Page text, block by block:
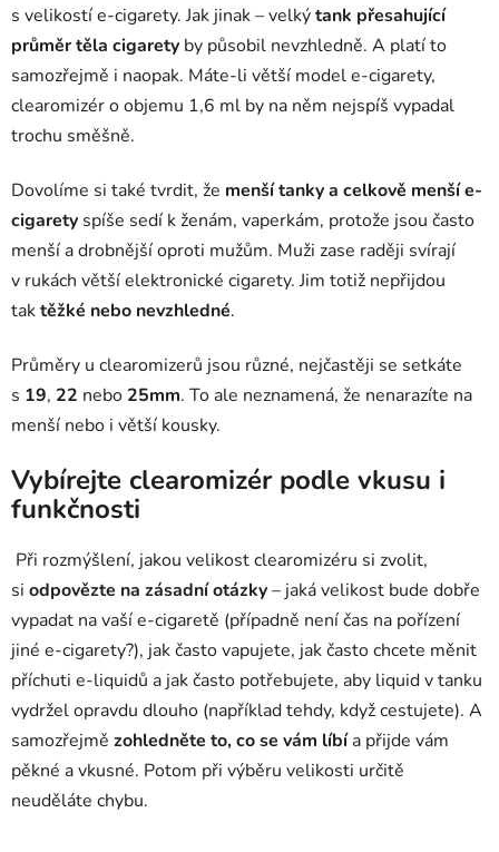
s velikostí e-cigarety. Jak jinak – velkýtank přesahující
průměr těla cigarety by působil nevzhledně. A platí to
samozřejmě i naopak. Máte-li větší model e-cigarety,
clearomizér o objemu 1,6 ml by na něm nejspíš vypadal
trochu směšně.
Dovolíme si také tvrdit, že menší tanky a celkově menší e-
cigarety spíše sedí k ženám, vaperkám, protože jsou často
menší a drobnější oproti mužům. Muži zase raději svírají
v rukách větší elektronické cigarety. Jim totiž nepřijdou
taktěžké nebo nevzhledné.
Průměry u clearomizerů jsou různé, nejčastěji se setkáte
s 19, 22 nebo 25mm. To ale neznamená, že nenarazíte na
menší nebo i větší kousky.
Vybírejte clearomizér podle vkusu i
funkčnosti
Při rozmýšlení, jakou velikost clearomizéru si zvolit,
si odpovězte na zásadní otázky– jaká velikost bude dobře
vypadat na vaší e-cigaretě (případně není čas na pořízení
jiné e-cigarety?), jak často vapujete, jak často chcete měnit
příchuti e-liquidů a jak často potřebujete, aby liquid v tanku
vydržel opravdu dlouho (například tehdy, když cestujete). A
samozřejmě zohledněte to, co se vám líbí a přijde vám
pěkné a vkusné. Potom při výběru velikosti určitě
neuděláte chybu.